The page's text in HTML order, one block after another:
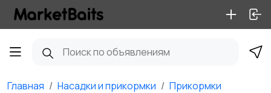
Главная Насадки и прикормки Прикормки